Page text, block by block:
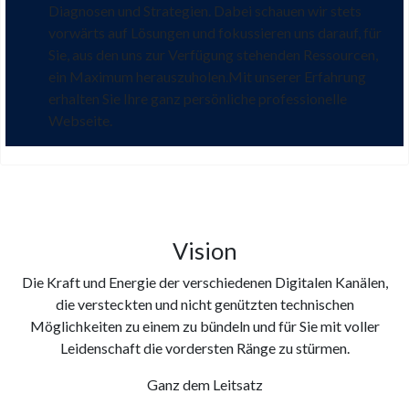
Diagnosen und Strategien. Dabei schauen wir stets
vorwärts auf Lösungen und fokussieren uns darauf, für
Sie, aus den uns zur Verfügung stehenden Ressourcen,
ein Maximum herauszuholen.Mit unserer Erfahrung
erhalten Sie Ihre ganz persönliche professionelle
Webseite.
Vision
Die Kraft und Energie der verschiedenen Digitalen Kanälen,
die versteckten und nicht genützten technischen
Möglichkeiten zu einem zu bündeln und für Sie mit voller
Leidenschaft die vordersten Ränge zu stürmen.
Ganz dem Leitsatz